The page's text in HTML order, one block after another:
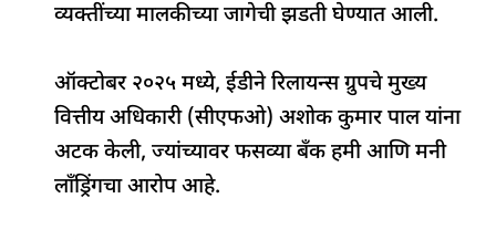
व्यक्तींच्या मालकीच्या जागेची झडती घेण्यात आली.
ऑक्टोबर २०२५ मध्ये, ईडीने रिलायन्स ग्रुपचे मुख्य
वित्तीय अधिकारी (सीएफओ) अशोक कुमार पाल यांना
अटक केली, ज्यांच्यावर फसव्या बँक हमी आणि मनी
लाँड्रिंगचा आरोप आहे.